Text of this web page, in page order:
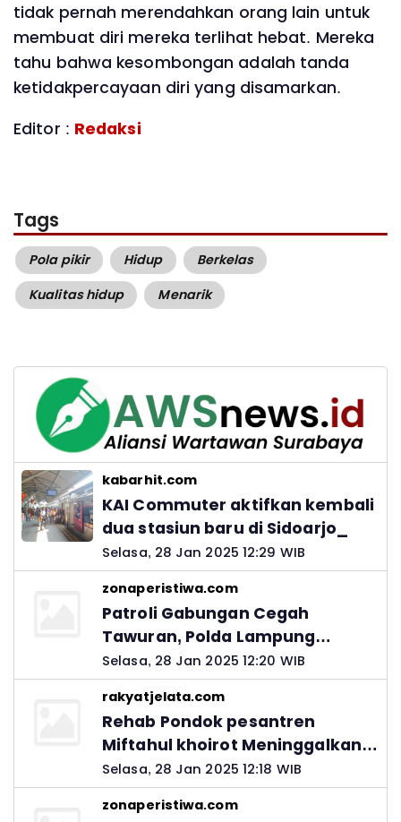
tidak pernah merendahkan orang lain untuk
membuat diri mereka terlihat hebat. Mereka
tahu bahwa kesombongan adalah tanda
ketidakpercayaan diri yang disamarkan.
Editor : Redaksi
Tags
Pola pikir Hidup
Berkelas
Kualitas hidup
Menarik
kabarhit.com
KAI Commuter aktifkan kembali
dua stasiun baru di Sidoarjo_
Selasa, 28 Jan 2025 12:29 WIB
zonaperistiwa.com
Patroli Gabungan Cegah
Tawuran, Polda Lampung
Ingatkan Peran Orang Tua
Selasa, 28 Jan 2025 12:20 WIB
rakyatjelata.com
Rehab Pondok pesantren
Miftahul khoirot Meninggalkan
Hutang Ke Material, Mantan
Kadis PUPR Harus Bertanggung
Jawab
Selasa, 28 Jan 2025 12:18 WIB
zonaperistiwa.com